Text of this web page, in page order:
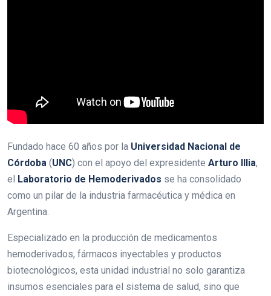
Fundado hace 60 años por la Universidad Nacional de
Córdoba (UNC) con el apoyo del expresidente Arturo Illia,
el Laboratorio de Hemoderivados se ha consolidado
como un pilar de la industria farmacéutica y médica en
Argentina.
Especializado en la producción de medicamentos
hemoderivados, fármacos inyectables y productos
biotecnológicos, esta unidad industrial no solo garantiza
insumos esenciales para el sistema de salud, sino que